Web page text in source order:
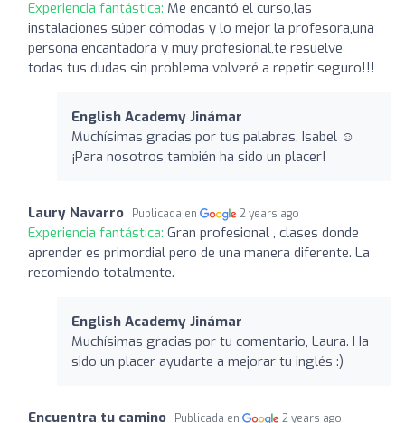
Experiencia fantástica: Me encantó el curso,las
instalaciones súper cómodas y lo mejor la profesora,una
persona encantadora y muy profesional,te resuelve
todas tus dudas sin problema volveré a repetir seguro!!!
English Academy Jinámar
Muchísimas gracias por tus palabras, Isabel ☺️
¡Para nosotros también ha sido un placer!
Laury Navarro Publicada en 2 years ago
Experiencia fantástica: Gran profesional , clases donde
aprender es primordial pero de una manera diferente. La
recomiendo totalmente.
English Academy Jinámar
Muchísimas gracias por tu comentario, Laura. Ha
sido un placer ayudarte a mejorar tu inglés :)
Encuentra tu camino Publicada en 2 years ago